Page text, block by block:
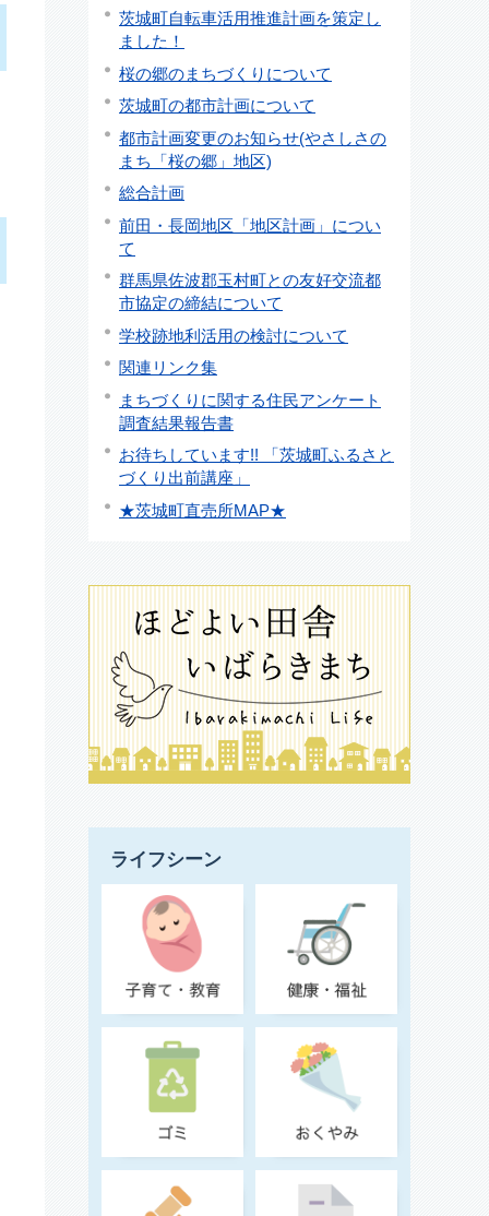
茨城町自転車活用推進計画を策定し
ました！
桜の郷のまちづくりについて
茨城町の都市計画について
都市計画変更のお知らせ(やさしさの
まち「桜の郷」地区)
総合計画
前田・長岡地区「地区計画」につい
て
群馬県佐波郡玉村町との友好交流都
市協定の締結について
学校跡地利活用の検討について
関連リンク集
まちづくりに関する住民アンケート
調査結果報告書
お待ちしています!! 「茨城町ふるさと
づくり出前講座」
★茨城町直売所MAP★
ライフシーン